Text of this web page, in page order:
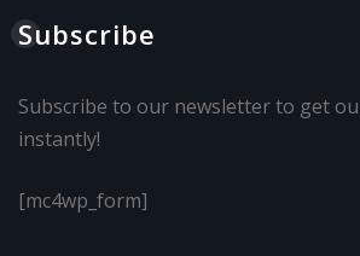
Subscribe
Subscribe to our newsletter to get
instantly!
[mc4wp_form]